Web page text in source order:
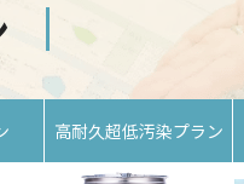
高耐久超低汚染プラン